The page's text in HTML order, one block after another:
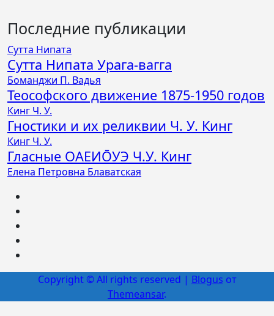
Последние публикации
Сутта Нипата
Сутта Нипата Урага-вагга
Боманджи П. Вадья
Теософского движение 1875-1950 годов
Кинг Ч. У.
Гностики и их реликвии Ч. У. Кинг
Кинг Ч. У.
Гласные ОАЕИО̄УЭ Ч.У. Кинг
Елена Петровна Блаватская
Copyright © All rights reserved | Blogus от
Themeansar.